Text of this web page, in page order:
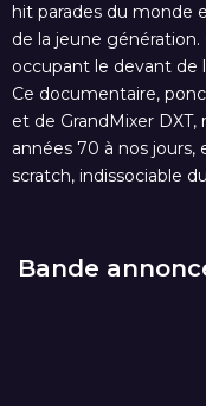
hit parades du monde
de la jeune génération.
occupant le devant de
Ce documentaire,
et de GrandMixer DXT,
années 70 à nos
scratch, indissociable
Bande